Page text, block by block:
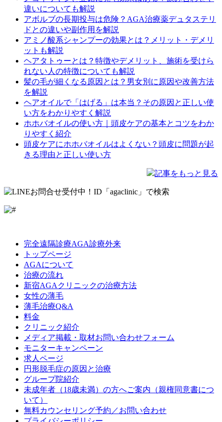
違いについても解説
アボルブの長期投与は危険？AGA治療薬デュタステリ
ドとの違いや副作用を解説
アミノ酸系シャンプーの効果とは？メリット・デメリ
ットも解説
ヘアタトゥーとは？特徴やデメリット、施術を受けら
れない人の特徴についても解説
髪の毛が細くなる原因とは？男女別に原因や改善方法
を解説
ヘアオイルで「はげる」は本当？その原因と正しい使
い方をわかりやすく解説
ホホバオイルの使い方｜頭皮ケアの基本とコツをわか
りやすく紹介
頭皮ケアにホホバオイルはよくない？頭皮に問題が起
きる理由と正しい使い方
記事をもっと見る
完全遠隔診療AGA診療外来
トップページ
AGAについて
治療の流れ
新宿AGAクリニックの治療方法
女性の薄毛
薄毛治療Q&A
料金
クリニック紹介
メディア掲載・取材お問い合わせフォーム
モニターキャンペーン
求人ページ
円形脱毛症の原因と治療
グループ院紹介
未成年者（18歳未満）の方へご案内（親権同意書につ
いて）
無料カウンセリング予約／お問い合わせ